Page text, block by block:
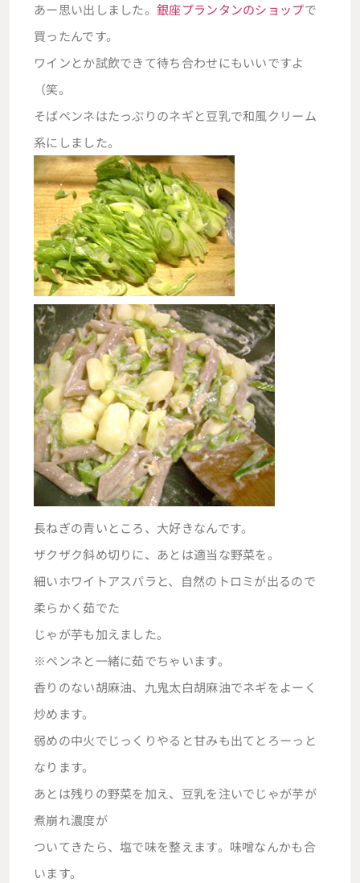
あー思い出しました。 銀座プランタンのショップで
買ったんです。
ワインとか試飲できて待ち合わせにもいいですよ
（笑。
そばペンネはたっぷりのネギと豆乳で和風クリーム
系にしました。
長ねぎの青いところ、大好きなんです。
ザクザク斜め切りに、あとは適当な野菜を。
細いホワイトアスパラと、自然のトロミが出るので
柔らかく茹でた
じゃが芋も加えました。
※ペンネと一緒に茹でちゃいます。
香りのない胡麻油、九鬼太白胡麻油でネギをよーく
炒めます。
弱めの中火でじっくりやると甘みも出てとろーっと
なります。
あとは残りの野菜を加え、豆乳を注いでじゃが芋が
煮崩れ濃度が
ついてきたら、塩で味を整えます。味噌なんかも合
います。